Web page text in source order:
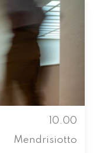
10.00
Mendrisiotto